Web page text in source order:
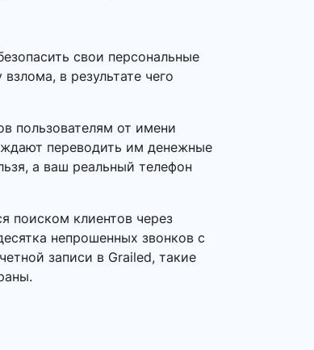
свои персональные
в результате чего
пользователям от имени
переводить им денежные
а ваш реальный телефон
поиском клиентов через
непрошенных звонков с
записи в Grailed, такие